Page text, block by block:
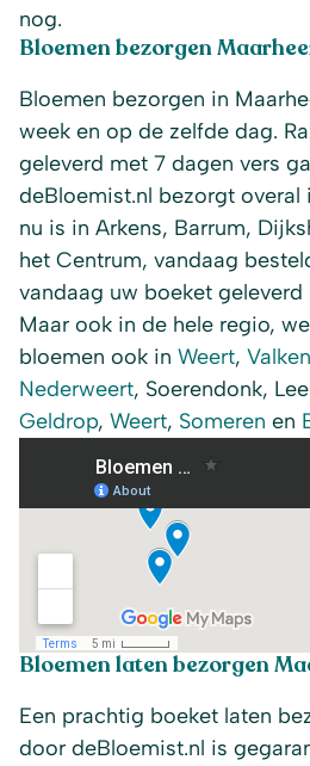
nog.
Bloemen bezorgen
Bloemen bezorgen in
week en op de zelfde dag.
geleverd met 7 dagen vers
deBloemist.nl bezorgt overal
nu is in Arkens, Barrum,
het Centrum, vandaag
vandaag uw boeket geleverd
Maar ook in de hele regio,
bloemen ook in Weert,
Nederweert, Soerendonk,
Geldrop, Weert, Someren en
Bloemen laten bezorgen
Een prachtig boeket laten
door deBloemist.nl is